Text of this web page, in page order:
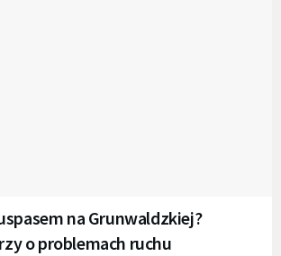
na Grunwaldzkiej?
o problemach ruchu